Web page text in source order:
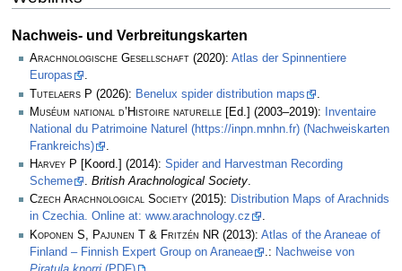
Nachweis- und Verbreitungskarten
Arachnologische Gesellschaft (2020): Atlas der Spinnentiere
Europas
.
Tutelaers P (2026): Benelux spider distribution maps
Muséum national d’Histoire naturelle [Ed.] (2003–2019):
Inventaire
National du Patrimoine Naturel (https://inpn.mnhn.fr) (Nachweiskarten
Frankreichs)
.
Harvey P [Koord.] (2014): Spider and Harvestman Recording
Scheme
. British Arachnological Society.
Czech Arachnological Society (2015): Distribution Maps of Arachnids
in Czechia. Online at: www.arachnology.cz
.
Koponen S, Pajunen T & Fritzén NR (2013): Atlas of the Araneae of
Finland – Finnish Expert Group on Araneae
.: Nachweise von